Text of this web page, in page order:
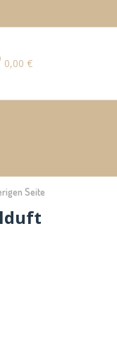
0,00 €
Seite